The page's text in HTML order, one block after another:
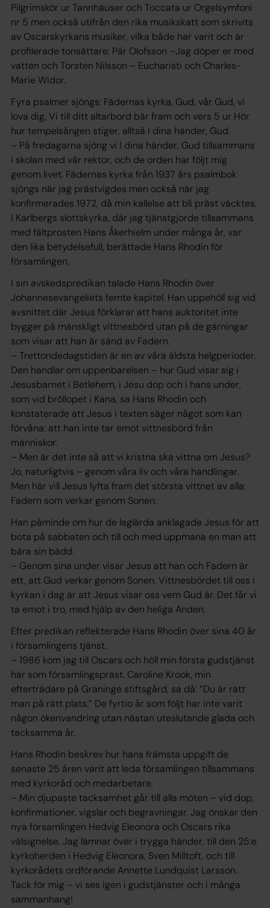
Pilgrimskör ur Tannhäuser och Toccata ur Orgelsymfoni
nr 5 men också utifrån den rika musikskatt som skrivits
av Oscarskyrkans musiker, vilka både har varit och är
profilerade tonsättare: Pär Olofsson –Jag döper er med
vatten och Torsten Nilsson – Eucharisti och Charles-
Marie Widor.
Fyra psalmer sjöngs: Fädernas kyrka, Gud, vår Gud, vi
lova dig, Vi till ditt altarbord bär fram och vers 5 ur Hör
hur tempelsången stiger, alltså I dina händer, Gud.
– På fredagarna sjöng vi I dina händer, Gud tillsammans
i skolan med vår rektor, och de orden har följt mig
genom livet. Fädernas kyrka från 1937 års psalmbok
sjöngs när jag prästvigdes men också när jag
konfirmerades 1972, då min kallelse att bli präst väcktes.
I Karlbergs slottskyrka, där jag tjänstgjorde tillsammans
med fältprosten Hans Åkerhielm under många år, var
den lika betydelsefull, berättade Hans Rhodin för
församlingen.
I sin avskedspredikan talade Hans Rhodin över
Johannesevangeliets femte kapitel. Han uppehöll sig vid
avsnittet där Jesus förklarar att hans auktoritet inte
bygger på mänskligt vittnesbörd utan på de gärningar
som visar att han är sänd av Fadern.
– Trettondedagstiden är en av våra äldsta helgperioder.
Den handlar om uppenbarelsen – hur Gud visar sig i
Jesusbarnet i Betlehem, i Jesu dop och i hans under,
som vid bröllopet i Kana, sa Hans Rhodin och
konstaterade att Jesus i texten säger något som kan
förvåna: att han inte tar emot vittnesbörd från
människor.
– Men är det inte så att vi kristna ska vittna om Jesus?
Jo, naturligtvis – genom våra liv och våra handlingar.
Men här vill Jesus lyfta fram det största vittnet av alla:
Fadern som verkar genom Sonen.
Han påminde om hur de laglärda anklagade Jesus för att
bota på sabbaten och till och med uppmana en man att
bära sin bädd.
– Genom sina under visar Jesus att han och Fadern är
ett, att Gud verkar genom Sonen. Vittnesbördet till oss i
kyrkan i dag är att Jesus visar oss vem Gud är. Det får vi
ta emot i tro, med hjälp av den heliga Anden.
Efter predikan reflekterade Hans Rhodin över sina 40 år
i församlingens tjänst.
– 1986 kom jag till Oscars och höll min första gudstjänst
här som församlingspräst. Caroline Krook, min
efterträdare på Graninge stiftsgård, sa då: ”Du är rätt
man på rätt plats.” De fyrtio år som följt har inte varit
någon ökenvandring utan nästan uteslutande glada och
tacksamma år.
Hans Rhodin beskrev hur hans främsta uppgift de
senaste 25 åren varit att leda församlingen tillsammans
med kyrkoråd och medarbetare.
– Min djupaste tacksamhet går till alla möten – vid dop,
konfirmationer, vigslar och begravningar. Jag önskar den
nya församlingen Hedvig Eleonora och Oscars rika
välsignelse. Jag lämnar över i trygga händer, till den 25:e
kyrkoherden i Hedvig Eleonora, Sven Milltoft, och till
kyrkorådets ordförande Annette Lundquist Larsson.
Tack för mig – vi ses igen i gudstjänster och i många
sammanhang!